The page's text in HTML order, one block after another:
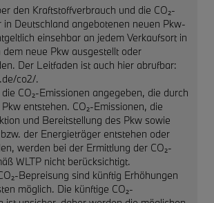
den Kraftstoffverbrauch und die CO₂-
in Deutschland angebotenen neuen Pkw-
einsehbar an jedem Verkaufsort in
dem neue Pkw ausgestellt oder
Der Leitfaden ist auch hier abrufbar:
co2/.
CO₂-Emissionen angegeben, die durch
entstehen. CO₂-Emissionen, die
und Bereitstellung des Pkw sowie
der Energieträger entstehen oder
werden bei der Ermittlung der CO₂-
WLTP nicht berücksichtigt.
Bepreisung sind künftig Erhöhungen
möglich. Die künftige CO₂-